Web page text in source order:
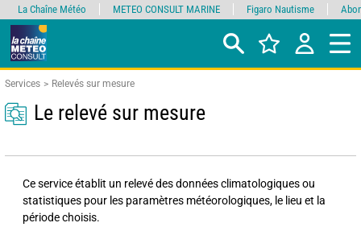
Services Relevés sur mesure
Le relevé sur mesure
Ce service établit un relevé des données climatologiques ou
statistiques pour les paramètres météorologiques, le lieu et la
période choisis.
La Chaîne Météo METEO CONSULT MARINE Figaro Nautisme